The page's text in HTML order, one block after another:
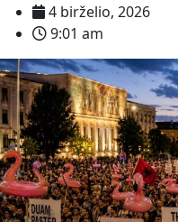
4 birželio, 2026
9:01 am